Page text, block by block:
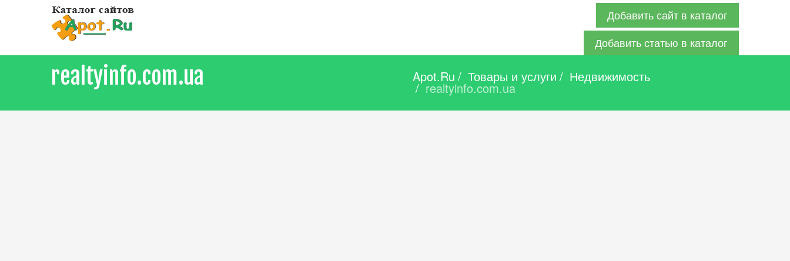
Добавить сайт в каталог
Добавить статью в каталог
realtyinfo.com.ua Apot.Ru / Товары и услуги / Недвижимость
/ realtyinfo.com.ua